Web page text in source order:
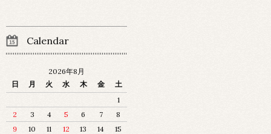
Calendar
2026年8月
日
月 火 水 木 金
土
1
2
3 4 5 6 7
8
9
10 11 12 13 14
15